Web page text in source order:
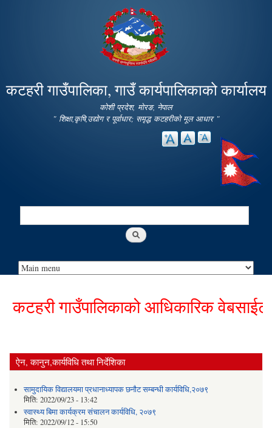
main
content
कटहरी गाउँपालिका, गाउँ कार्यपालिकाको कार्यालय
कोशी प्रदेश, मोरङ, नेपाल
" शिक्षा,कृषि,उद्योग र पूर्वाधार; समृद्ध कटहरीको मूल आधार "
Search
गाउँपालिकाको आधिकारिक वेबसाईटमा
ऐन, कानुन,कार्यविधि तथा निर्देशिका
सामुदायिक विद्यालयमा प्रधानाध्यापक छनौट सम्बन्धी कार्यविधि,२०७९
मिति: 2022/09/23 - 13:42
स्वास्थ्य बिमा कार्यक्रम संचालन कार्यविधि, २०७९
मिति: 2022/09/12 - 15:50